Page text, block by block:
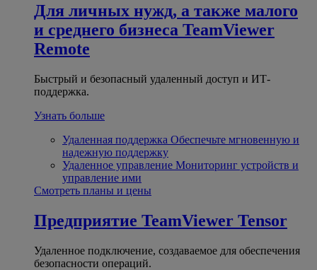
Для личных нужд, а также малого
и среднего бизнеса TeamViewer
Remote
Быстрый и безопасный удаленный доступ и ИТ-
поддержка.
Узнать больше
Удаленная поддержка Обеспечьте мгновенную и
надежную поддержку
Удаленное управление Мониторинг устройств и
управление ими
Смотреть планы и цены
Предприятие TeamViewer Tensor
Удаленное подключение, создаваемое для обеспечения
безопасности операций.